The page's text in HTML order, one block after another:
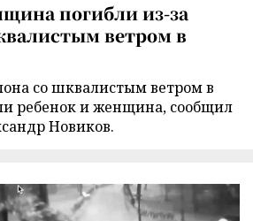
погибли из-за
ветром в
со шквалистым ветром в
ребенок и женщина, сообщил
Новиков.